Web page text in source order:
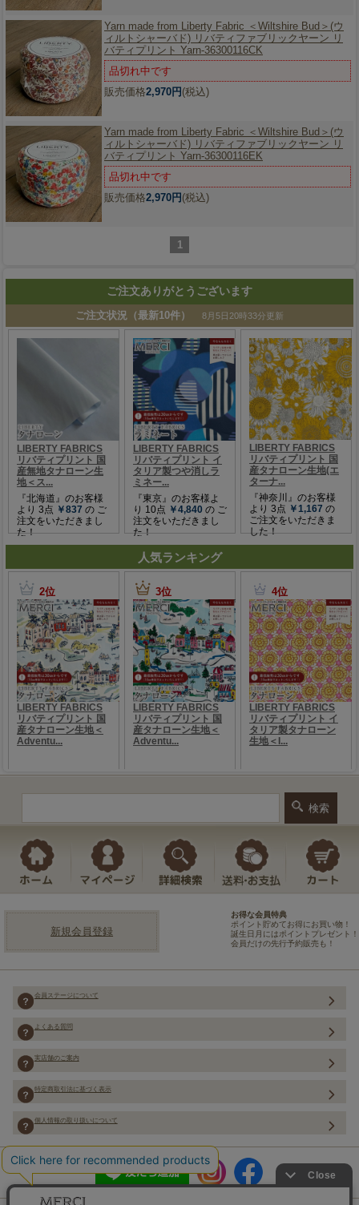
Yarn made from Liberty Fabric ＜Wiltshire Bud＞(ウ
ィルトシャーバド) リバティファブリックヤーン リ
バティプリント Yarn-36300116CK
品切れ中です
販売価格2,970円 (税込)
Yarn made from Liberty Fabric ＜Wiltshire Bud＞(ウ
ィルトシャーバド) リバティファブリックヤーン リ
バティプリント Yarn-36300116EK
品切れ中です
販売価格2,970円 (税込)
1
ご注文ありがとうございます
人気ランキング
新規会員登録
お得な会員特典
ポイント貯めてお得にお買い物！
誕生日月にはポイントプレゼント！
会員だけの先行予約販売も！
会員ステージについて
よくある質問
実店舗のご案内
特定商取引法に基づく表示
個人情報の取り扱いについて